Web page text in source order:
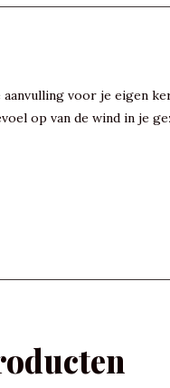
voor je eigen
op van de wind in je